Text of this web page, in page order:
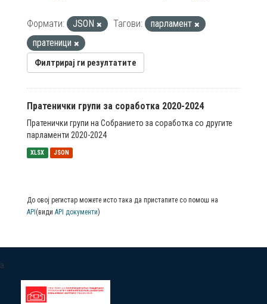
Формати: JSON Тагови:
парламент
пратеници
Филтрирај ги резултатите
Пратенички групи за соработка 2020-2024
Пратенички групи на Собранието за соработка со другите
парламенти 2020-2024
XLSX JSON
До овој регистар можете исто така да пристапите со помош на
API (види API документи)
a